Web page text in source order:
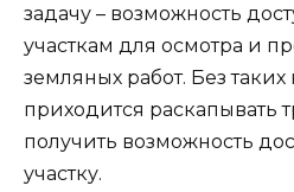
задачу – возможность
участкам для осмотра и
земляных работ. Без
приходится раскапывать
получить возможность
участку.